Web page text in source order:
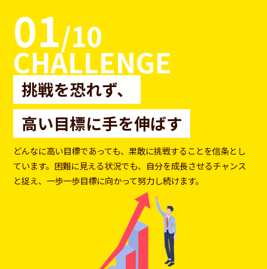
個人情報・SNSアカウント情報の取り扱いについて
マネジメント基本方針
カスタマーハラスメントへの対応
01/10
CHALLENGE
挑戦を恐れず、
高い目標に手を伸ばす
どんなに高い目標であっても、果敢に挑戦することを信条とし
ています。困難に見える状況でも、自分を成長させるチャンス
と捉え、一歩一歩目標に向かって努力し続けます。